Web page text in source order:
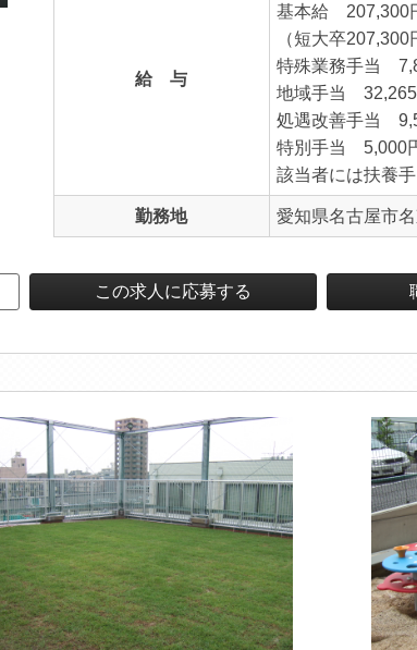
給 与
基本給 207,300
（短大卒
特殊業務手当
地域手当
処遇改善手当
特別手当 5,000
該当者には扶養
勤務地 愛知県名古屋市
この求人に応募する